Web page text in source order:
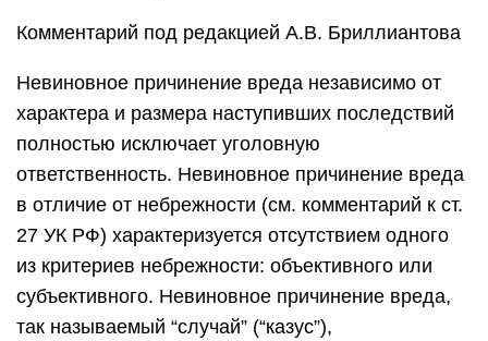
Комментарий под редакцией А.В. Бриллиантова
Невиновное причинение вреда независимо от
характера и размера наступивших последствий
полностью исключает уголовную
ответственность. Невиновное причинение вреда
в отличие от небрежности (см. комментарий к ст.
27 УК РФ) характеризуется отсутствием одного
из критериев небрежности: объективного или
субъективного. Невиновное причинение вреда,
так называемый “случай” (“казус”),